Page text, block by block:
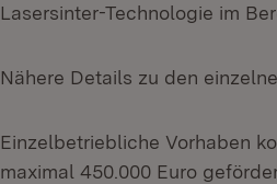
Lasersinter-Technologie im
Nähere Details zu den
Einzelbetriebliche Vorhaben
maximal 450.000 Euro